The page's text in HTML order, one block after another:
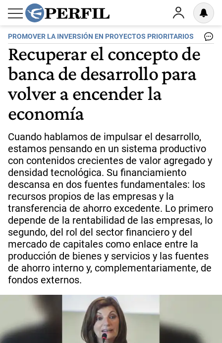
PROMOVER LA INVERSIÓN EN PROYECTOS PRIORITARIOS
Recuperar el concepto de
banca de desarrollo para
volver a encender la
economía
Cuando hablamos de impulsar el desarrollo,
estamos pensando en un sistema productivo
con contenidos crecientes de valor agregado y
densidad tecnológica. Su financiamiento
descansa en dos fuentes fundamentales: los
recursos propios de las empresas y la
transferencia de ahorro excedente. Lo primero
depende de la rentabilidad de las empresas, lo
segundo, del rol del sector financiero y del
mercado de capitales como enlace entre la
producción de bienes y servicios y las fuentes
de ahorro interno y, complementariamente, de
fondos externos.